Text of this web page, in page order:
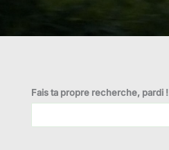
Fais ta propre recherche, pardi !